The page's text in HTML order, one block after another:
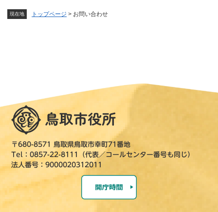
現在地 トップページ > お問い合わせ
〒680-8571 鳥取県鳥取市幸町71番地
Tel：0857-22-8111（代表／コールセンター番号も同じ）
法人番号：9000020312011